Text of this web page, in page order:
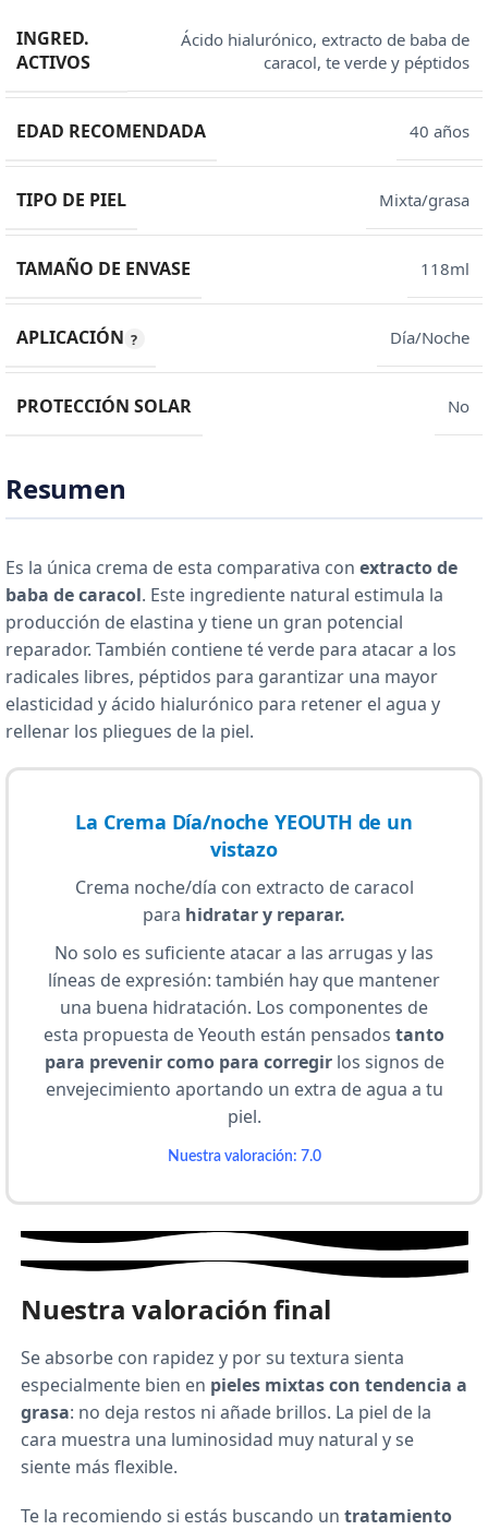
INGRED.
ACTIVOS
Ácido hialurónico, extracto de baba de
caracol, te verde y péptidos
EDAD RECOMENDADA 40 años
TIPO DE PIEL Mixta/grasa
TAMAÑO DE ENVASE 118ml
APLICACIÓN Día/Noche
PROTECCIÓN SOLAR No
Resumen
Es la única crema de esta comparativa con extracto de
baba de caracol. Este ingrediente natural estimula la
producción de elastina y tiene un gran potencial
reparador. También contiene té verde para atacar a los
radicales libres, péptidos para garantizar una mayor
elasticidad y ácido hialurónico para retener el agua y
rellenar los pliegues de la piel.
La Crema Día/noche YEOUTH de un
vistazo
Crema noche/día con extracto de caracol
para hidratar y reparar.
No solo es suficiente atacar a las arrugas y las
líneas de expresión: también hay que mantener
una buena hidratación. Los componentes de
esta propuesta de Yeouth están pensados tanto
para prevenir como para corregirlos signos de
envejecimiento aportando un extra de agua a tu
piel.
Nuestra valoración: 7.0
Nuestra valoración final
Se absorbe con rapidez y por su textura sienta
especialmente bien en pieles mixtas con tendencia a
grasa: no deja restos ni añade brillos. La piel de la
cara muestra una luminosidad muy natural y se
siente más flexible.
Te la recomiendo si estás buscando un tratamiento